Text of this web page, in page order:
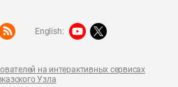
на интерактивных сервисах
Узла
English: